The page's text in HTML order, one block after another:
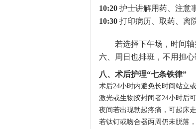
10:20 护士讲解用药、注意
10:30 打印病历、取药、离
若选择下午场，时间
六、周日也排班，不用担心
八、术后护理“七条铁律”
术后24小时内避免长时间站立
激光或生物胶封闭者24小时后
夜间若出现勃起疼痛，可起床
若钛钉或吻合器两周仍未脱落